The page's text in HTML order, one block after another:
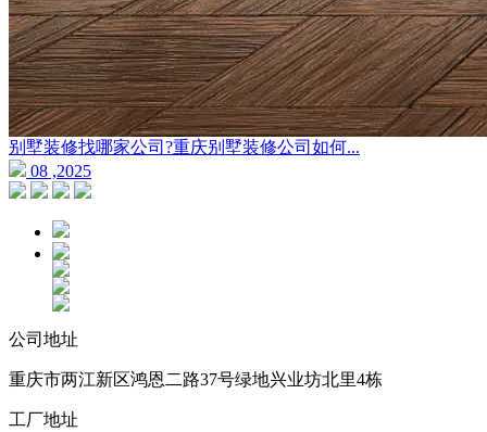
别墅装修找哪家公司?重庆别墅装修公司如何...
08 ,2025
公司地址
重庆市两江新区鸿恩二路37号绿地兴业坊北里4栋
工厂地址